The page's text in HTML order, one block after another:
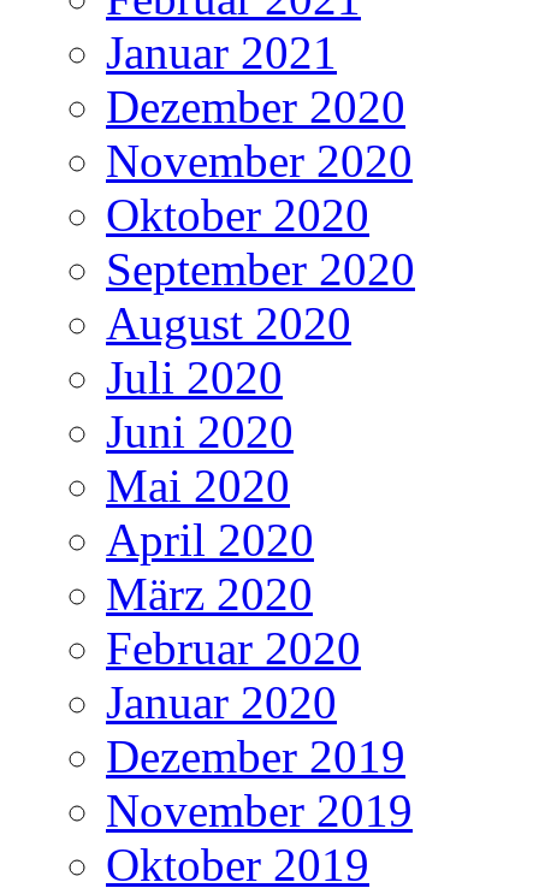
Januar 2021
Dezember 2020
November 2020
Oktober 2020
September 2020
August 2020
Juli 2020
Juni 2020
Mai 2020
April 2020
März 2020
Februar 2020
Januar 2020
Dezember 2019
November 2019
Oktober 2019